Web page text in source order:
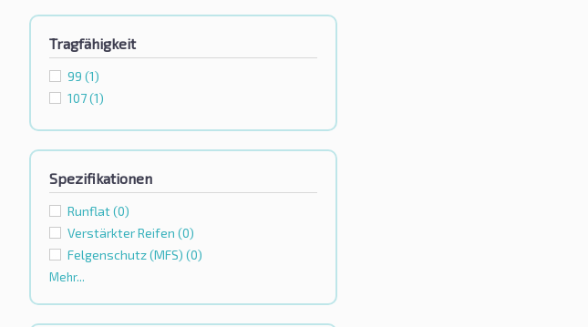
Tragfähigkeit
99 (1)
107(1)
Spezifikationen
Runflat(0)
Verstärkter Reifen (0)
Felgenschutz (MFS) (0)
Mehr...